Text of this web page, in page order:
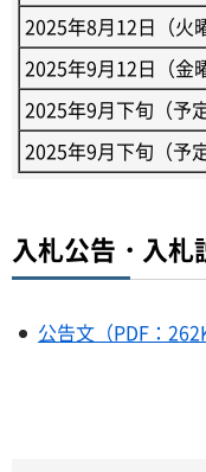
2025年8月12日（火
2025年9月12日（金
2025年9月下旬（予定
2025年9月下旬（予定
入札公告・入札
公告文（PDF：